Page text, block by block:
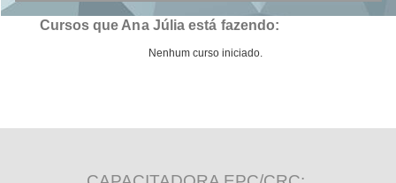
Cursos que Ana Júlia está fazendo:
Nenhum curso iniciado.